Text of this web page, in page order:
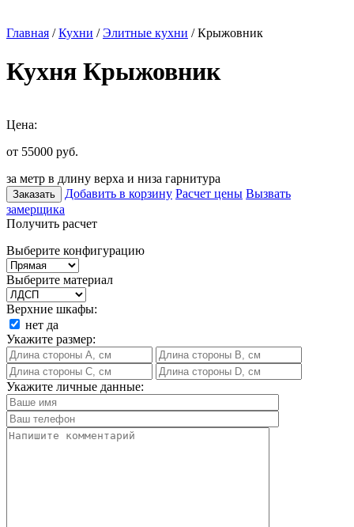
Главная /Кухни /Элитные кухни / Крыжовник
Кухня Крыжовник
Цена:
от 55000 руб.
за метр в длину верха и низа гарнитура
Заказать Добавить в корзину Расчет цены Вызвать
замерщика
Получить расчет
Выберите конфигурацию
Выберите материал
Верхние шкафы:
нет да
Укажите размер:
Укажите личные данные: